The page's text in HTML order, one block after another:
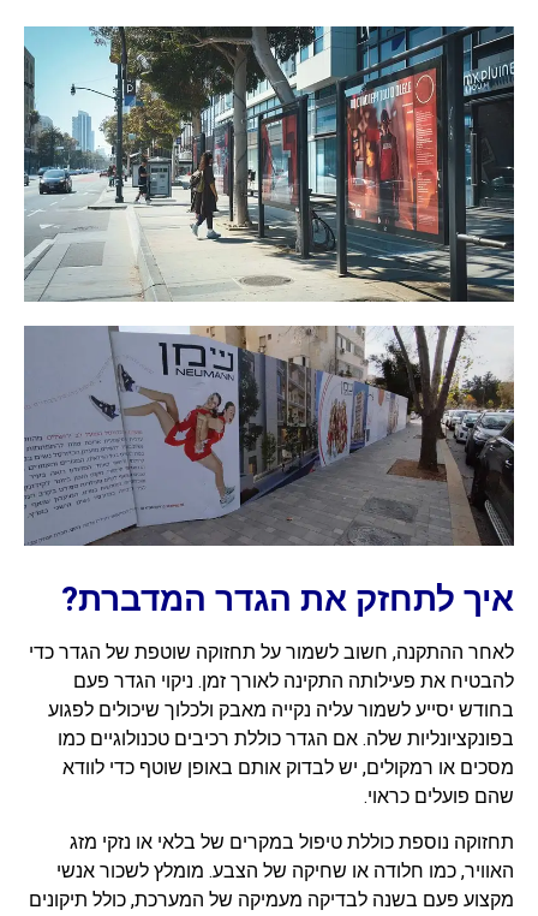
איך לתחזק את הגדר המדברת?
לאחר ההתקנה, חשוב לשמור על תחזוקה שוטפת של הגדר כדי
להבטיח את פעילותה התקינה לאורך זמן. ניקוי הגדר פעם
בחודש יסייע לשמור עליה נקייה מאבק ולכלוך שיכולים לפגוע
בפונקציונליות שלה. אם הגדר כוללת רכיבים טכנולוגיים כמו
מסכים או רמקולים, יש לבדוק אותם באופן שוטף כדי לוודא
שהם פועלים כראוי.
תחזוקה נוספת כוללת טיפול במקרים של בלאי או נזקי מזג
האוויר, כמו חלודה או שחיקה של הצבע. מומלץ לשכור אנשי
מקצוע פעם בשנה לבדיקה מעמיקה של המערכת, כולל תיקונים